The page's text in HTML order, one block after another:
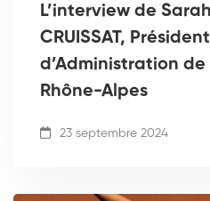
L’interview de
CRUISSAT,
d’Administration de
Rhône-Alpes
23 septembre 2024